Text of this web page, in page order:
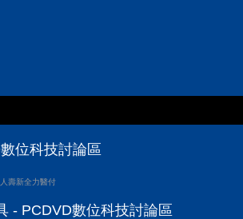
位科技討論區
壽新全力醫付
- PCDVD數位科技討論區